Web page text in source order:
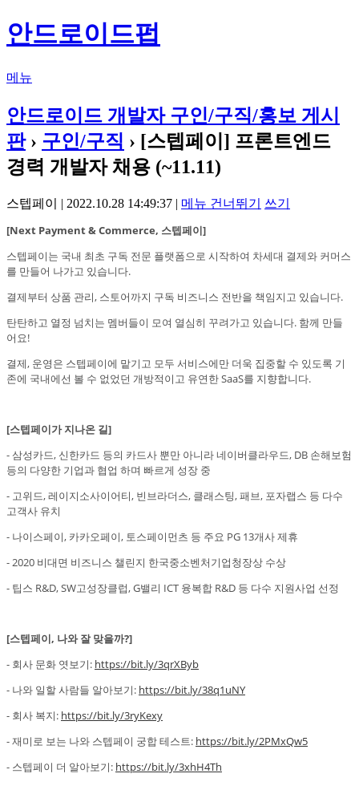
안드로이드펍
메뉴
안드로이드 개발자 구인/구직/홍보 게시
판› 구인/구직 › [스텝페이] 프론트엔드
경력 개발자 채용 (~11.11)
스텝페이 | 2022.10.28 14:49:37 | 메뉴 건너뛰기 쓰기
[Next Payment & Commerce, 스텝페이]
스텝페이는 국내 최초 구독 전문 플랫폼으로 시작하여 차세대 결제와 커머스
를 만들어 나가고 있습니다.
결제부터 상품 관리, 스토어까지 구독 비즈니스 전반을 책임지고 있습니다.
탄탄하고 열정 넘치는 멤버들이 모여 열심히 꾸려가고 있습니다. 함께 만들
어요!
결제, 운영은 스텝페이에 맡기고 모두 서비스에만 더욱 집중할 수 있도록 기
존에 국내에선 볼 수 없었던 개방적이고 유연한 SaaS를 지향합니다.
[스텝페이가 지나온 길]
- 삼성카드, 신한카드 등의 카드사 뿐만 아니라 네이버클라우드, DB 손해보험
등의 다양한 기업과 협업 하며 빠르게 성장 중
- 고위드, 레이지소사이어티, 빈브라더스, 클래스팅, 패브, 포자랩스 등 다수
고객사 유치
- 나이스페이, 카카오페이, 토스페이먼츠 등 주요 PG 13개사 제휴
- 2020 비대면 비즈니스 챌린지 한국중소벤처기업청장상 수상
- 팁스 R&D, SW고성장클럽, G밸리 ICT 융복합 R&D 등 다수 지원사업 선정
[스텝페이, 나와 잘 맞을까?]
- 회사 문화 엿보기: https://bit.ly/3qrXByb
- 나와 일할 사람들 알아보기: https://bit.ly/38q1uNY
- 회사 복지: https://bit.ly/3ryKexy
- 재미로 보는 나와 스텝페이 궁합 테스트: https://bit.ly/2PMxQw5
- 스텝페이 더 알아보기: https://bit.ly/3xhH4Th